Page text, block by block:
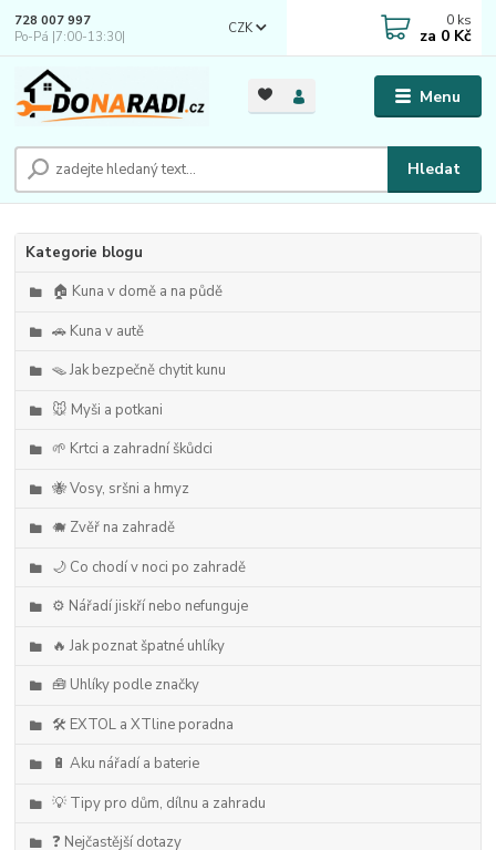
Menu
CZK
Hledat
728 007 997
Po-Pá |7:00-13:30|
0 ks
za 0 Kč
Kategorie blogu
🏠 Kuna v domě a na půdě
🚗 Kuna v autě
🪤 Jak bezpečně chytit kunu
🐭 Myši a potkani
🌱 Krtci a zahradní škůdci
🐝 Vosy, sršni a hmyz
🐗 Zvěř na zahradě
🌙 Co chodí v noci po zahradě
⚙️ Nářadí jiskří nebo nefunguje
🔥 Jak poznat špatné uhlíky
🧰 Uhlíky podle značky
🛠️ EXTOL a XTline poradna
🔋 Aku nářadí a baterie
💡 Tipy pro dům, dílnu a zahradu
❓ Nejčastější dotazy